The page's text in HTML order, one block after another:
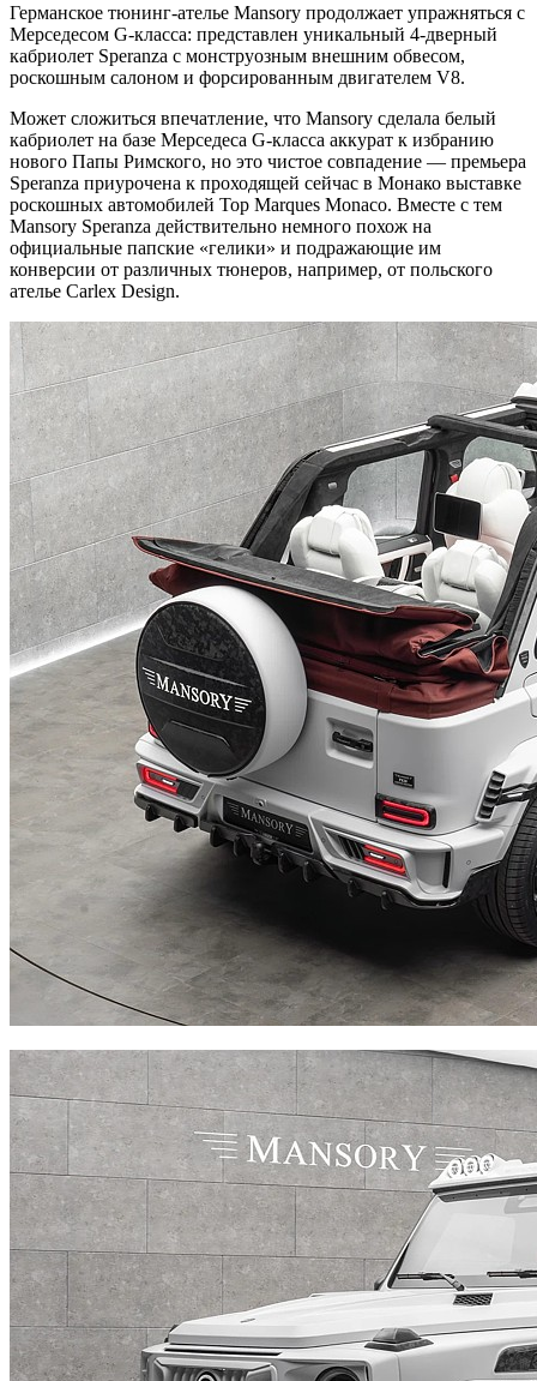
Германское тюнинг-ателье Mansory продолжает упражняться с
Мерседесом G-класса: представлен уникальный 4-дверный
кабриолет Speranza с монструозным внешним обвесом,
роскошным салоном и форсированным двигателем V8.
Может сложиться впечатление, что Mansory сделала белый
кабриолет на базе Мерседеса G-класса аккурат к избранию
нового Папы Римского, но это чистое совпадение — премьера
Speranza приурочена к проходящей сейчас в Монако выставке
роскошных автомобилей Top Marques Monaco. Вместе с тем
Mansory Speranza действительно немного похож на
официальные папские «гелики» и подражающие им
конверсии от различных тюнеров, например, от польского
ателье Carlex Design.